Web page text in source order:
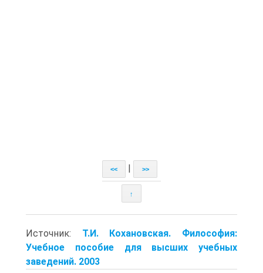
<< >>
↑
Источник: Т.И. Кохановская. Философия:
Учебное пособие для высших учебных
заведений. 2003